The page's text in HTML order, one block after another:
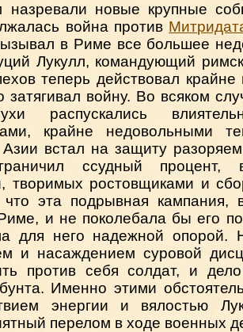
новые крупные
война против
в Риме все большее
Лукулл, командующий
теперь действовал
войну. Во всяком
распускались
крайне недовольными
Азии встал на защиту
ссудный процент,
творимых ростовщиками и
эта подрывная кампания,
и не поколебала бы его
для него надежной опорой.
и насаждением суровой
против себя солдат, и
Именно этими
энергии и вялостью
перелом в ходе военных